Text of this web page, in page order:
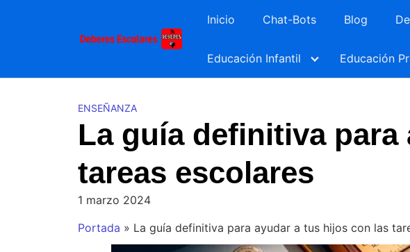
Inicio Chat-Bots Blog
Educación Infantil Educación
ENSEÑANZA
La guía definitiva
tareas escolares
1 marzo 2024
Portada » La guía definitiva para ayudar a tus hijos con las